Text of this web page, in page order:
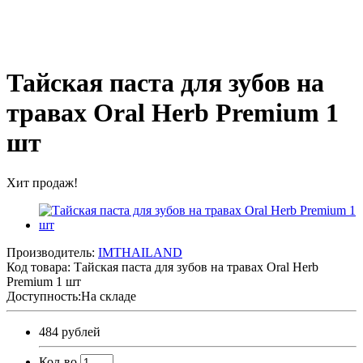
Тайская паста для зубов на
травах Oral Herb Premium 1
шт
Хит продаж!
Производитель: IMTHAILAND
Код товара: Тайская паста для зубов на травах Oral Herb
Premium 1 шт
Доступность:На складе
484 рублей